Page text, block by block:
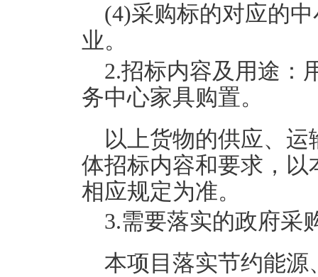
(4)采购标的对应的
业。
2.招标内容及用途：
务中心家具购置。
以上货物的供应、
体招标内容和要求，
相应规定为准。
3.需要落实的政府采
本项目落实节约能